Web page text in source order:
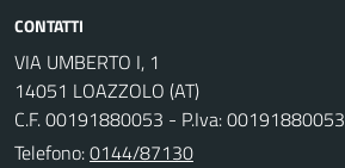
CONTATTI
VIA UMBERTO I, 1
14051 LOAZZOLO (AT)
C.F. 00191880053 - P.Iva: 00191880053
Telefono:0144/87130